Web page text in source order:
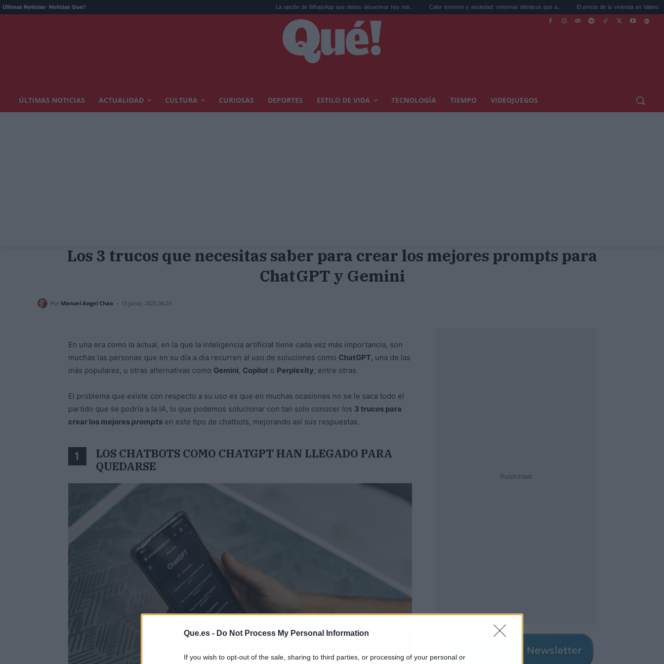
Que.es - Do Not Process My Personal Information
If you wish to opt-out of the sale, sharing to third parties, or processing of your personal or
Últimas Noticias- Noticias Que!: La opción de WhatsApp que debes desactivar hoy mis... Calor extremo y ansiedad: síntomas idénticos que a... El precio de la vivienda en Valencia sube a
ÚLTIMAS NOTICIAS ACTUALIDAD CULTURA CURIOSAS DEPORTES ESTILO DE VIDA TECNOLOGÍA TIEMPO VIDEOJUEGOS
Los 3 trucos que necesitas saber para crear los mejores prompts para
ChatGPT y Gemini
Por Manuel Angel Chao - 15 junio, 2025 06:23
En una era como la actual, en la que la inteligencia artificial tiene cada vez más importancia, son
muchas las personas que en su día a día recurren al uso de soluciones como ChatGPT, una de las
más populares, u otras alternativas como Gemini, Copilot o Perplexity, entre otras.
El problema que existe con respecto a su uso es que en muchas ocasiones no se le saca todo el
partido que se podría a la IA, lo que podemos solucionar con tan solo conocer los 3 trucos para
crear los mejoresprompts en este tipo de chatbots, mejorando así sus respuestas.
1
LOS CHATBOTS COMO CHATGPT HAN LLEGADO PARA
QUEDARSE
Publicidad